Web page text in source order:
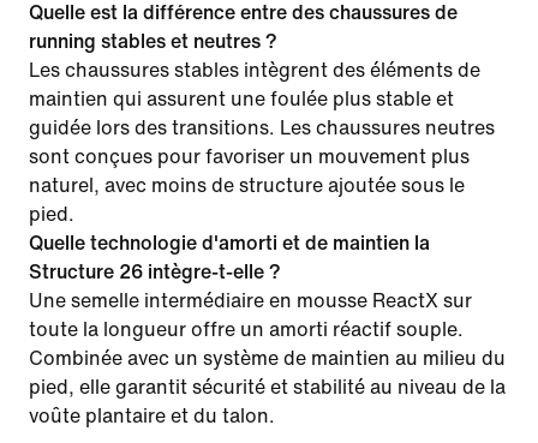
Quelle est la différence entre des chaussures de
running stables et neutres ?
Les chaussures stables intègrent des éléments de
maintien qui assurent une foulée plus stable et
guidée lors des transitions. Les chaussures neutres
sont conçues pour favoriser un mouvement plus
naturel, avec moins de structure ajoutée sous le
pied.
Quelle technologie d'amorti et de maintien la
Structure 26 intègre-t-elle ?
Une semelle intermédiaire en mousse ReactX sur
toute la longueur offre un amorti réactif souple.
Combinée avec un système de maintien au milieu du
pied, elle garantit sécurité et stabilité au niveau de la
voûte plantaire et du talon.